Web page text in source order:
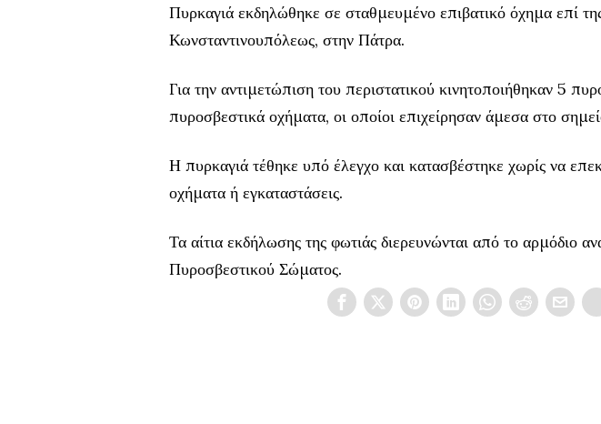
Πυρκαγιά εκδηλώθηκε σε σταθμευμένο επιβατικό όχημα επί
Κωνσταντινουπόλεως, στην Πάτρα.
Για την αντιμετώπιση του περιστατικού κινητοποιήθηκαν 5
πυροσβεστικά οχήματα, οι οποίοι επιχείρησαν άμεσα στο
Η πυρκαγιά τέθηκε υπό έλεγχο και κατασβέστηκε χωρίς να
οχήματα ή εγκαταστάσεις.
Τα αίτια εκδήλωσης της φωτιάς διερευνώνται από το αρμόδιο
Πυροσβεστικού Σώματος.